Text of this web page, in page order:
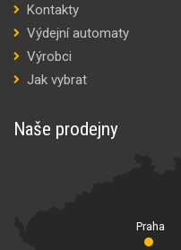
Kontakty
Výdejní automaty
Výrobci
Jak vybrat
Naše prodejny
Praha